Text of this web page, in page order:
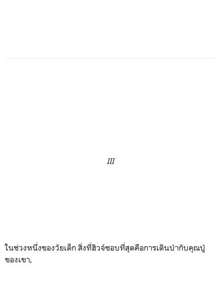
III
ในช่วงหนึ่งของวัยเด็ก สิ่งที่ฮิวจ์ชอบที่สุดคือการเดินป่ากับคุณปู่
ของเขา,